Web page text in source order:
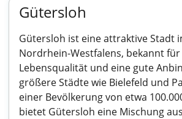
Gütersloh
Gütersloh ist eine attraktive Stadt
Nordrhein-Westfalens, bekannt
Lebensqualität und eine gute
größere Städte wie Bielefeld und
einer Bevölkerung von etwa
bietet Gütersloh eine Mischung